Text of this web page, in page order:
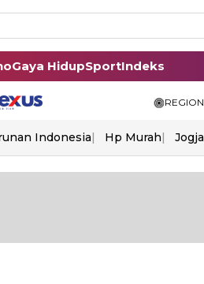
Gaya HidupSportIndeks
Indonesia Hp Murah Jogja